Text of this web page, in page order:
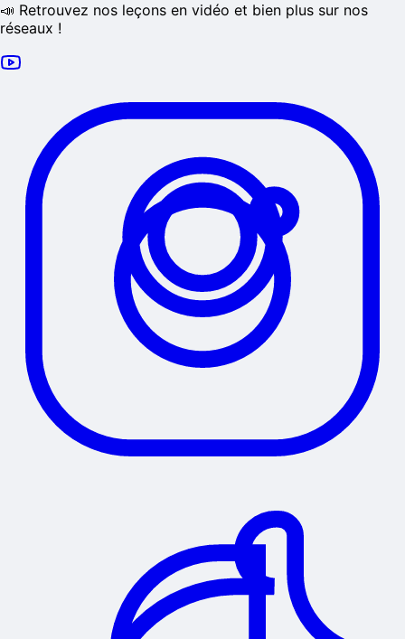
📣 Retrouvez nos leçons en vidéo et bien plus sur nos
réseaux !